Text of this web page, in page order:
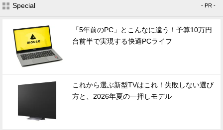
Special - PR -
「5年前のPC」とこんなに違う！予算10万円
台前半で実現する快適PCライフ
これから選ぶ新型TVはこれ！失敗しない選び
方と、2026年夏の一押しモデル